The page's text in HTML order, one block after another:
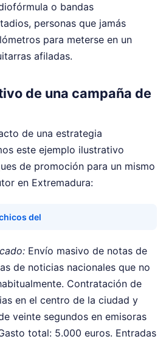
o bandas
personas que jamás
para meterse en un
afiladas.
de una campaña de
de una estrategia
este ejemplo ilustrativo
de promoción para un mismo
en Extremadura:
del
Envío masivo de notas de
de noticias nacionales que no
Contratación de
en el centro de la ciudad y
veinte segundos en emisoras
total: 5.000 euros. Entradas